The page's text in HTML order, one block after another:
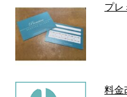
プレ
料金